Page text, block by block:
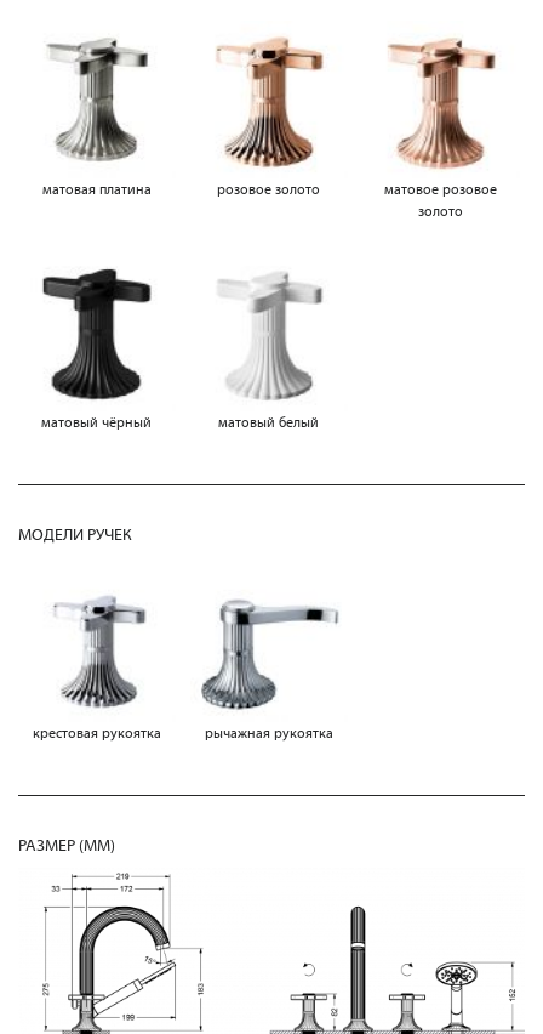
матовая платина розовое золото
матовое розовое
золото
матовый чёрный матовый белый
МОДЕЛИ РУЧЕК
крестовая рукоятка рычажная рукоятка
РАЗМЕР (MM)